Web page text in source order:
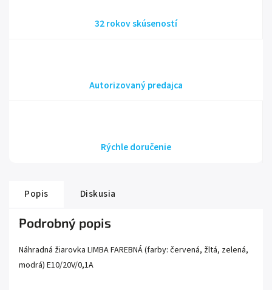
32 rokov skúseností
Autorizovaný predajca
Rýchle doručenie
Popis Diskusia
Podrobný popis
Náhradná žiarovka LIMBA FAREBNÁ (farby: červená, žltá, zelená,
modrá) E10/20V/0,1A